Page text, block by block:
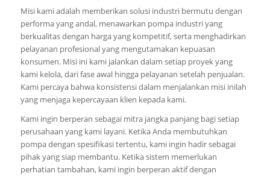
Misi kami adalah memberikan solusi industri bermutu dengan
performa yang andal, menawarkan pompa industri yang
berkualitas dengan harga yang kompetitif, serta menghadirkan
pelayanan profesional yang mengutamakan kepuasan
konsumen. Misi ini kami jalankan dalam setiap proyek yang
kami kelola, dari fase awal hingga pelayanan setelah penjualan.
Kami percaya bahwa konsistensi dalam menjalankan misi inilah
yang menjaga kepercayaan klien kepada kami.
Kami ingin berperan sebagai mitra jangka panjang bagi setiap
perusahaan yang kami layani. Ketika Anda membutuhkan
pompa dengan spesifikasi tertentu, kami ingin hadir sebagai
pihak yang siap membantu. Ketika sistem memerlukan
perhatian tambahan, kami ingin berperan aktif dengan